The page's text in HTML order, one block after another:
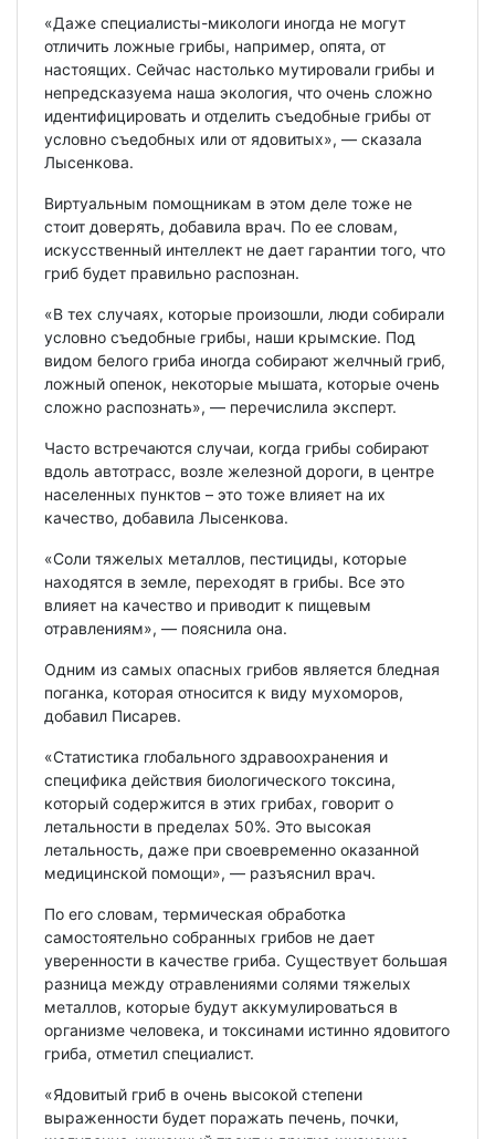
«Даже специалисты-микологи иногда не могут
отличить ложные грибы, например, опята, от
настоящих. Сейчас настолько мутировали грибы и
непредсказуема наша экология, что очень сложно
идентифицировать и отделить съедобные грибы от
условно съедобных или от ядовитых», — сказала
Лысенкова.
Виртуальным помощникам в этом деле тоже не
стоит доверять, добавила врач. По ее словам,
искусственный интеллект не дает гарантии того, что
гриб будет правильно распознан.
«В тех случаях, которые произошли, люди собирали
условно съедобные грибы, наши крымские. Под
видом белого гриба иногда собирают желчный гриб,
ложный опенок, некоторые мышата, которые очень
сложно распознать», — перечислила эксперт.
Часто встречаются случаи, когда грибы собирают
вдоль автотрасс, возле железной дороги, в центре
населенных пунктов – это тоже влияет на их
качество, добавила Лысенкова.
«Соли тяжелых металлов, пестициды, которые
находятся в земле, переходят в грибы. Все это
влияет на качество и приводит к пищевым
отравлениям», — пояснила она.
Одним из самых опасных грибов является бледная
поганка, которая относится к виду мухоморов,
добавил Писарев.
«Статистика глобального здравоохранения и
специфика действия биологического токсина,
который содержится в этих грибах, говорит о
летальности в пределах 50%. Это высокая
летальность, даже при своевременно оказанной
медицинской помощи», — разъяснил врач.
По его словам, термическая обработка
самостоятельно собранных грибов не дает
уверенности в качестве гриба. Существует большая
разница между отравлениями солями тяжелых
металлов, которые будут аккумулироваться в
организме человека, и токсинами истинно ядовитого
гриба, отметил специалист.
«Ядовитый гриб в очень высокой степени
выраженности будет поражать печень, почки,